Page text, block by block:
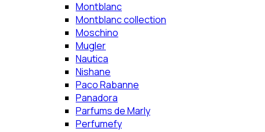
Montblanc
Montblanc collection
Moschino
Mugler
Nautica
Nishane
Paco Rabanne
Panadora
Parfums de Marly
Perfumefy